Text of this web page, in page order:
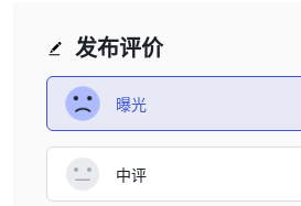
发布评价
曝光
中评